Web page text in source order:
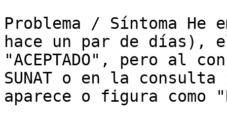
Problema / Síntoma
hace un par de días),
"ACEPTADO", pero al
SUNAT o en la
aparece o figura como